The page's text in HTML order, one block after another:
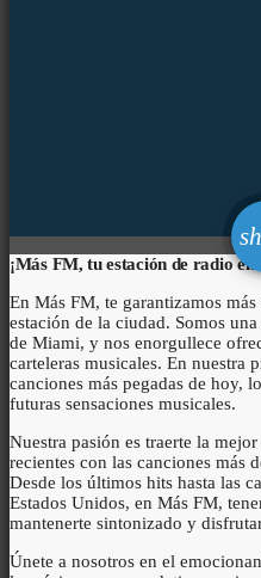
¡Más FM, tu estación de radio
En Más FM, te garantizamos
estación de la ciudad. Somos
de Miami, y nos enorgullece
carteleras musicales. En nuestra
canciones más pegadas de hoy,
futuras sensaciones musicales.
Nuestra pasión es traerte la
recientes con las canciones más
Desde los últimos hits hasta las
Estados Unidos, en Más FM,
mantenerte sintonizado y
Únete a nosotros en el